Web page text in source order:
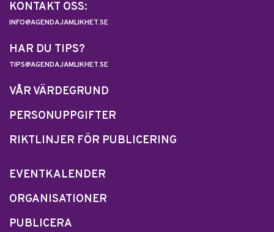
KONTAKT OSS:
INFO@AGENDAJAMLIKHET.SE
HAR DU TIPS?
TIPS@AGENDAJAMLIKHET.SE
VÅR VÄRDEGRUND
PERSONUPPGIFTER
RIKTLINJER FÖR PUBLICERING
EVENTKALENDER
ORGANISATIONER
PUBLICERA